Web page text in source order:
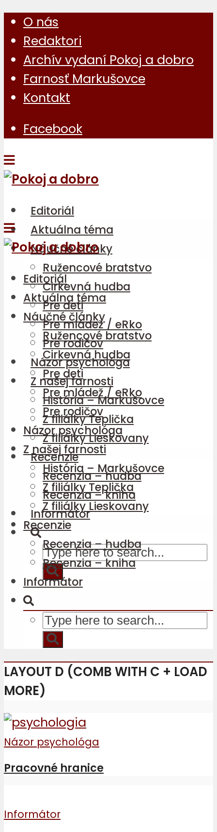
O nás
Redaktori
Archív vydaní Pokoj a dobro
Farnosť Markušovce
Kontakt
Facebook
Editoriál
Aktuálna téma
Náučné články
Ružencové bratstvo
Cirkevná hudba
Pre deti
Pre mládež / eRko
Pre rodičov
Názor psychológa
Z našej farnosti
História – Markušovce
Z filiálky Teplička
Z filiálky Lieskovany
Recenzie
Recenzia – hudba
Recenzia – kniha
Informátor
Editoriál
Aktuálna téma
Náučné články
Ružencové bratstvo
Cirkevná hudba
Pre deti
Pre mládež / eRko
Pre rodičov
Názor psychológa
Z našej farnosti
História – Markušovce
Z filiálky Teplička
Z filiálky Lieskovany
Recenzie
Recenzia – hudba
Recenzia – kniha
Informátor
LAYOUT D (COMB WITH C + LOAD
MORE)
Názor psychológa
Pracovné hranice
Informátor